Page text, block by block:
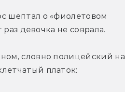
шептал о «фиолетовом
девочка не соврала.
словно полицейский на
платок: